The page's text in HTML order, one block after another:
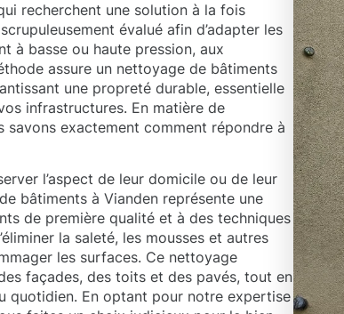
recherchent une solution à la fois
évalué afin d’adapter les
à basse ou haute pression, aux
assure un nettoyage de bâtiments
une propreté durable, essentielle
infrastructures. En matière de
exactement comment répondre à
l’aspect de leur domicile ou de leur
bâtiments à Vianden représente une
de première qualité et à des techniques
la saleté, les mousses et autres
les surfaces. Ce nettoyage
façades, des toits et des pavés, tout en
quotidien. En optant pour notre expertise